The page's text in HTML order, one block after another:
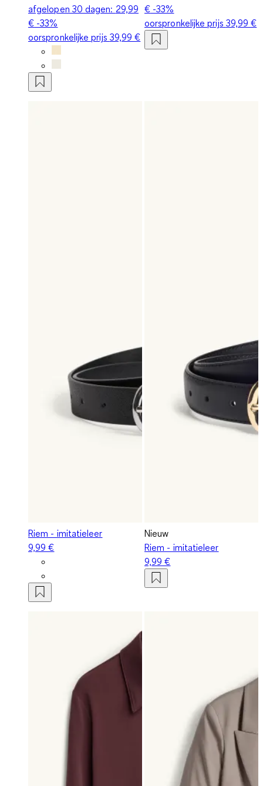
afgelopen 30 dagen: 29,99
€ -33%
oorspronkelijke prijs 39,99 €
€ -33%
oorspronkelijke prijs 39,99 €
Riem - imitatieleer
9,99 €
Nieuw
Riem - imitatieleer
9,99 €